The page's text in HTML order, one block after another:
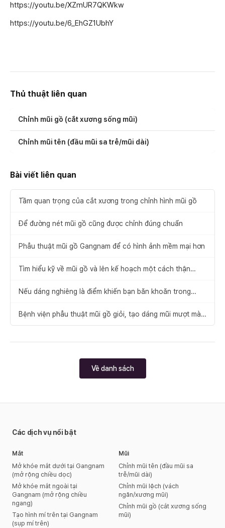
https://youtu.be/XZmUR7QKWkw
https://youtu.be/6_EhGZ1UbhY
Thủ thuật liên quan
Chỉnh mũi gồ (cắt xương sống mũi)
Chỉnh mũi tên (đầu mũi sa trễ/mũi dài)
Bài viết liên quan
Tầm quan trọng của cắt xương trong chỉnh hình mũi gồ
Để đường nét mũi gồ cũng được chỉnh đúng chuẩn
Phẫu thuật mũi gồ Gangnam để có hình ảnh mềm mại hơn
Tìm hiểu kỹ về mũi gồ và lên kế hoạch một cách thận
Nếu dáng nghiêng là điểm khiến bạn băn khoăn trong
Bệnh viện phẫu thuật mũi gồ giỏi, tạo dáng mũi mượt mà
như bẩm sinh
Về danh sách
Các dịch vụ nổi bật
Mắt
Mở khóe mắt dưới tại Gangnam
(mở rộng chiều dọc)
Mở khóe mắt ngoài tại
Gangnam (mở rộng chiều
ngang)
Tạo hình mí trên tại Gangnam
(sụp mí trên)
Mũi
Chỉnh mũi tên (đầu mũi sa
trễ/mũi dài)
Chỉnh mũi lệch (vách
ngăn/xương mũi)
Chỉnh mũi gồ (cắt xương sống
mũi)